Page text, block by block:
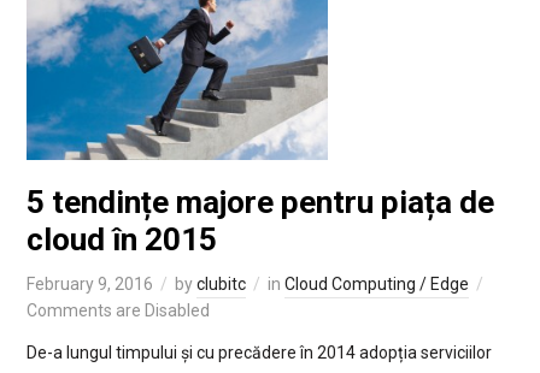
5 tendințe majore pentru piața de
cloud în 2015
February 9, 2016 byclubitc in Cloud Computing / Edge
Comments are Disabled
De-a lungul timpului și cu precădere în 2014 adopția serviciilor